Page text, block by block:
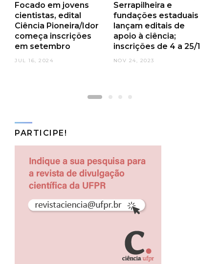
Focado em jovens
cientistas, edital
Ciência Pioneira/Idor
começa inscrições
em setembro
JUL 16, 2024
Serrapilheira e
fundações estaduais
lançam editais de
apoio à ciência;
inscrições de 4 a 25/1
NOV 24, 2023
PARTICIPE!